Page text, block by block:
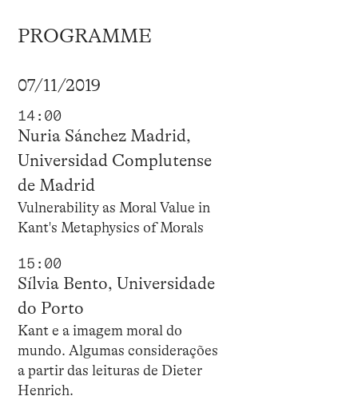
PROGRAMME
07/11/2019
14:00
Nuria Sánchez Madrid,
Universidad Complutense
de Madrid
Vulnerability as Moral Value in
Kant's Metaphysics of Morals
15:00
Sílvia Bento, Universidade
do Porto
Kant e a imagem moral do
mundo. Algumas considerações
a partir das leituras de Dieter
Henrich.